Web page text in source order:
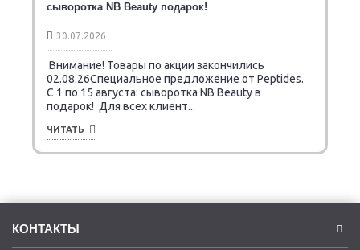
сыворотка NB Beauty подарок!
30.07.2026
Внимание! Товары по акции закончились
02.08.26Специальное предложение от Peptides.
C 1 по 15 августа: сыворотка NB Beauty в
подарок! Для всех клиент...
ЧИТАТЬ
КОНТАКТЫ